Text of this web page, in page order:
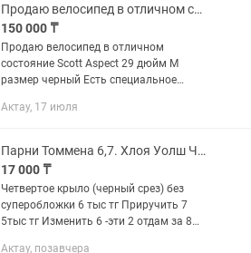
Продаю велосипед в отличном состояние Scott Aspect 970 29 дюйм М черный
150 000 ₸
Продаю велосипед в отличном
состояние Scott Aspect 29 дюйм М
размер черный Есть специальное
вставляется и убирается. Покупал в
Актау, 17 июля
Парни Томмена 6,7. Хлоя Уолш Четвертое крыло Ребекка Яррос
17 000 ₸
Четвертое крыло (черный срез) без
суперобложки 6 тыс тг Приручить 7
5тыс тг Изменить 6 -эти 2 отдам за 8
Актау, позавчера